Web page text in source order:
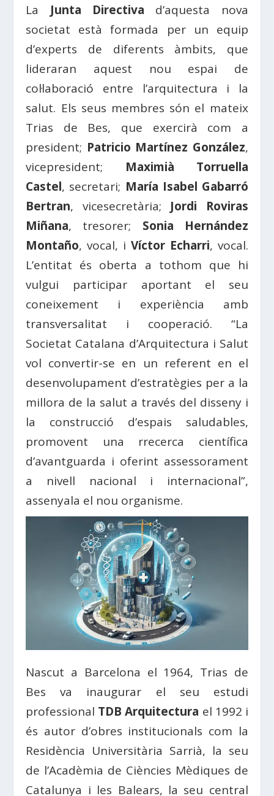
La Junta Directiva d’aquesta nova
societat està formada per un equip
d’experts de diferents àmbits, que
lideraran aquest nou espai de
col·laboració entre l’arquitectura i la
salut. Els seus membres són el mateix
Trias de Bes, que exercirà com a
president; Patricio Martínez González,
vicepresident; Maximià Torruella
Castel, secretari; María Isabel Gabarró
Bertran, vicesecretària; Jordi Roviras
Miñana, tresorer; Sonia Hernández
Montaño, vocal, i Víctor Echarri, vocal.
L’entitat és oberta a tothom que hi
vulgui participar aportant el seu
coneixement i experiència amb
transversalitat i cooperació. “La
Societat Catalana d’Arquitectura i Salut
vol convertir-se en un referent en el
desenvolupament d’estratègies per a la
millora de la salut a través del disseny i
la construcció d’espais saludables,
promovent una rrecerca científica
d’avantguarda i oferint assessorament
a nivell nacional i internacional”,
assenyala el nou organisme.
Nascut a Barcelona el 1964, Trias de
Bes va inaugurar el seu estudi
professional TDB Arquitectura el 1992 i
és autor d’obres institucionals com la
Residència Universitària Sarrià, la seu
de l’Acadèmia de Ciències Mèdiques de
Catalunya i les Balears, la seu central